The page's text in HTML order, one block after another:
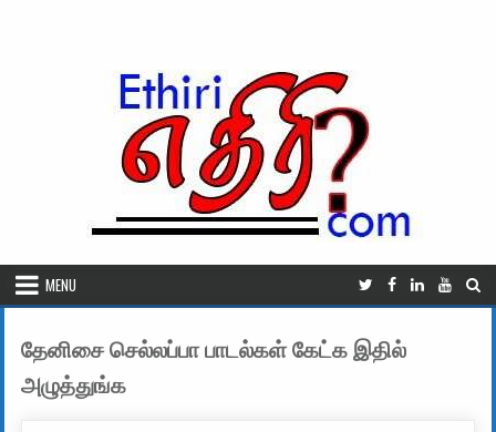
MENU
தேனிசை செல்லப்பா பாடல்கள் கேட்க இதில்
அழுத்துங்க